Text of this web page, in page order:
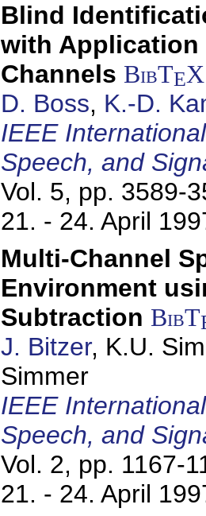
Blind
with Application
Channels BibTEX
D. Boss, K.-D.
IEEE
Speech, and
Vol. 5, pp. 3589-
21. - 24. April
Multi-Channel
Environment
Subtraction BibT
J. Bitzer, K.U.
Simmer
IEEE
Speech, and
Vol. 2, pp. 1167-
21. - 24. April